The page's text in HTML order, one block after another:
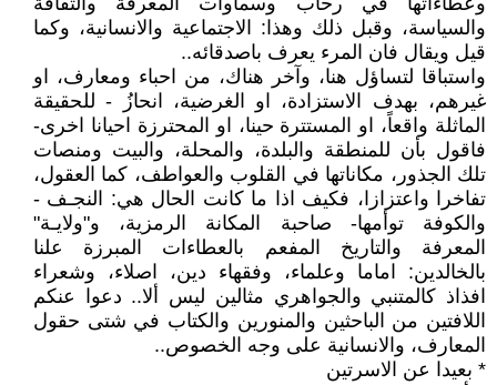
والسياسة، وقبل ذلك وهذا: الاجتماعية والانسانية، وكما
قيل ويقال فان المرء يعرف باصدقائه..
واستباقا لتساؤل هنا، وآخر هناك، من احباء ومعارف، او
غيرهم، بهدف الاستزادة، او الغرضية، انحازُ - للحقيقة
الماثلة واقعاً، او المستترة حينا، او المحترزة احيانا اخرى-
فاقول بأن للمنطقة والبلدة، والمحلة، والبيت ومنصات
تلك الجذور، مكاناتها في القلوب والعواطف، كما العقول،
تفاخرا واعتزازا، فكيف اذا ما كانت الحال هي: النجـف -
والكوفة توأمها- صاحبة المكانة الرمزية، و"ولايـة"
المعرفة والتاريخ المفعم بالعطاءات المبرزة علنا
بالخالدين: اماما وعلماء، وفقهاء دين، اصلاء، وشعراء
افذاذ كالمتنبي والجواهري مثالين ليس ألا.. دعوا عنكم
اللافتين من الباحثين والمنورين والكتاب في شتى حقول
المعارف، والانسانية على وجه الخصوص..
* بعيدا عن الاسرتين